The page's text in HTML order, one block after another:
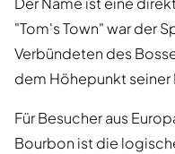
"Tom's Town" war der
Verbündeten des
dem Höhepunkt seiner
Für Besucher aus
Bourbon ist die